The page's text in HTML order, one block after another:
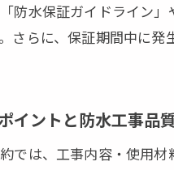
防水保証ガイドライン
さらに、保証期間中に
イントと防水工事品
では、工事内容・使用